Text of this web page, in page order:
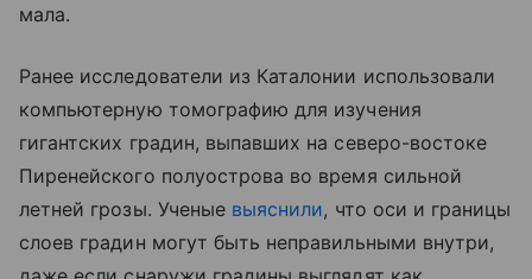
мала.
Ранее исследователи из Каталонии использовали
компьютерную томографию для изучения
гигантских градин, выпавших на северо-востоке
Пиренейского полуострова во время сильной
летней грозы. Ученые выяснили, что оси и границы
слоев градин могут быть неправильными внутри,